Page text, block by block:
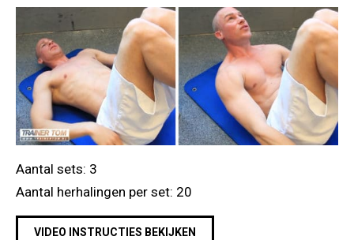
Aantal sets: 3
Aantal herhalingen per set: 20
VIDEO INSTRUCTIES BEKIJKEN